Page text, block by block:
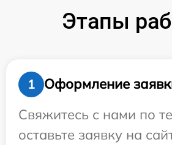
Этапы
1
Оформление
Свяжитесь с нами по
оставьте заявку на